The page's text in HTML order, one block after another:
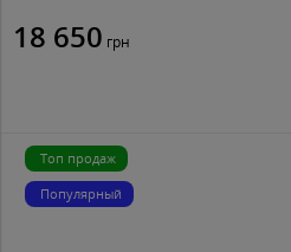
18 650 грн
Топ продаж
Популярный